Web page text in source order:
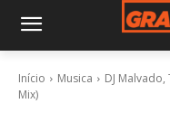
Início Musica
DJ
Mix)